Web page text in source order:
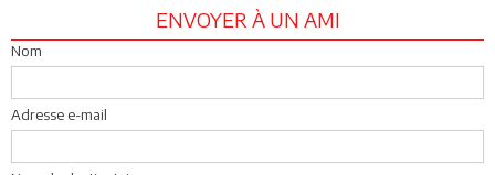
ENVOYER À UN AMI
Nom
Adresse e-mail